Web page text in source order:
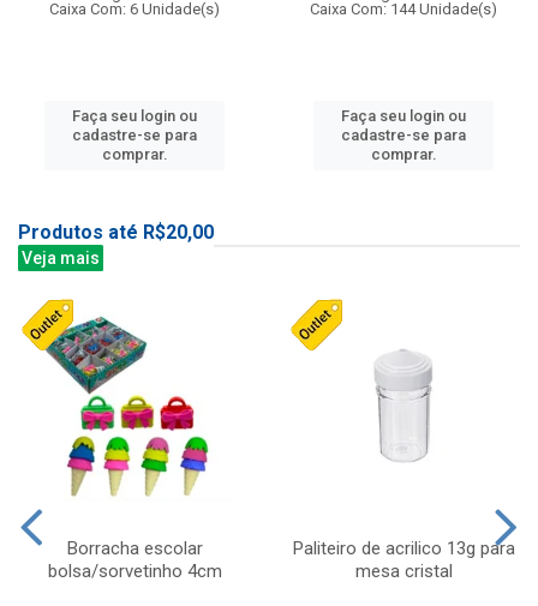
Caixa Com: 6 Unidade(s)
Faça seu login ou
cadastre-se para
comprar.
Caixa Com: 144 Unidade(s)
Faça seu login ou
cadastre-se para
comprar.
Produtos até R$20,00
Veja mais
Borracha escolar
bolsa/sorvetinho 4cm
Paliteiro de acrilico 13g para
mesa cristal